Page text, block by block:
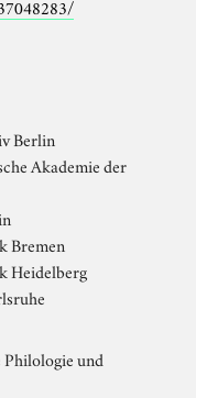
Berlin
Akademie der
Bremen
Heidelberg
Philologie und